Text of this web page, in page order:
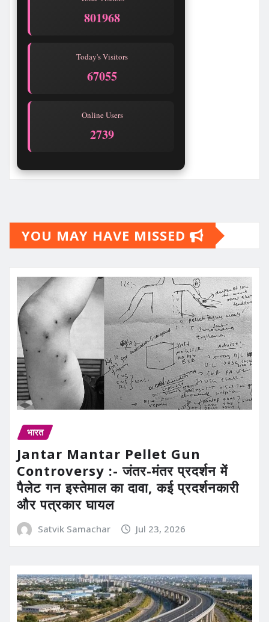
801968
Today's Visitors
67055
Online Users
2739
YOU MAY HAVE MISSED
भारत
Jantar Mantar Pellet Gun
Controversy :- जंतर-मंतर प्रदर्शन में
पैलेट गन इस्तेमाल का दावा, कई प्रदर्शनकारी
और पत्रकार घायल
Satvik Samachar Jul 23, 2026